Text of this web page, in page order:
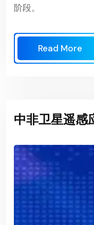
阶段。
Read More
中非卫星遥感